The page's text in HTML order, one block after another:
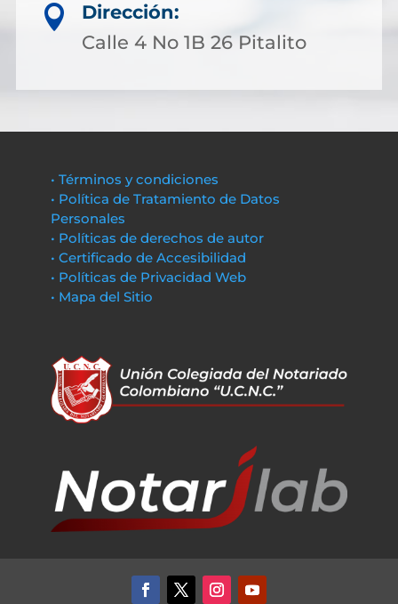

Dirección:
Calle 4 No 1B 26 Pitalito
• Términos y condiciones
• Política de Tratamiento de Datos
Personales
• Políticas de derechos de autor
• Certificado de Accesibilidad
• Políticas de Privacidad Web
• Mapa del Sitio